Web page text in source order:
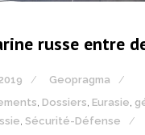
russe entre
Geopragma
Dossiers Eurasie
Sécurité-Défense